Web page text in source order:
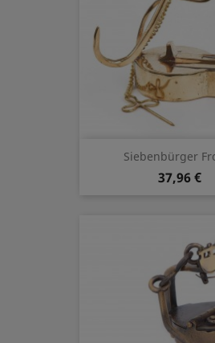
Siebenbürger
37,96 €